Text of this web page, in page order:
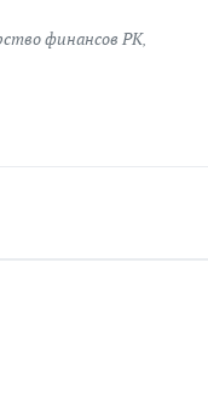
финансов РК,